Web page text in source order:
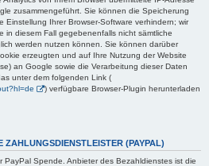
zusammengeführt. Sie können die Speicherung
Einstellung Ihrer Browser-Software verhindern; wir
in diesem Fall gegebenenfalls nicht sämtliche
werden nutzen können. Sie können darüber
erzeugten und auf Ihre Nutzung der Website
an Google sowie die Verarbeitung dieser Daten
unter dem folgenden Link (
) verfügbare Browser-Plugin herunterladen
ZAHLUNGSDIENSTLEISTER (PAYPAL)
PayPal Spende. Anbieter des Bezahldienstes ist die